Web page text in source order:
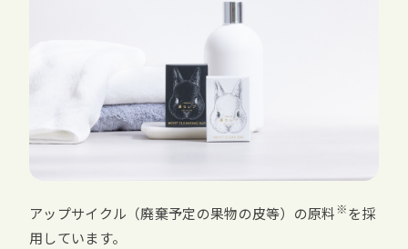
アップサイクル（廃棄予定の果物の皮等）の原料※を採
用しています。